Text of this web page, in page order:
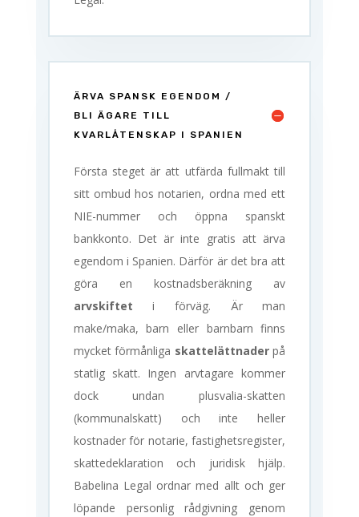
ÄRVA SPANSK EGENDOM /
BLI ÄGARE TILL
KVARLÅTENSKAP I SPANIEN
Första steget är att utfärda fullmakt till
sitt ombud hos notarien, ordna med ett
NIE-nummer och öppna spanskt
bankkonto. Det är inte gratis att ärva
egendom i Spanien. Därför är det bra att
göra en kostnadsberäkning av
arvskiftet i förväg. Är man
make/maka, barn eller barnbarn finns
mycket förmånliga skattelättnaderpå
statlig skatt. Ingen arvtagare kommer
dock undan plusvalia-skatten
(kommunalskatt) och inte heller
kostnader för notarie, fastighetsregister,
skattedeklaration och juridisk hjälp.
Babelina Legal ordnar med allt och ger
löpande personlig rådgivning genom